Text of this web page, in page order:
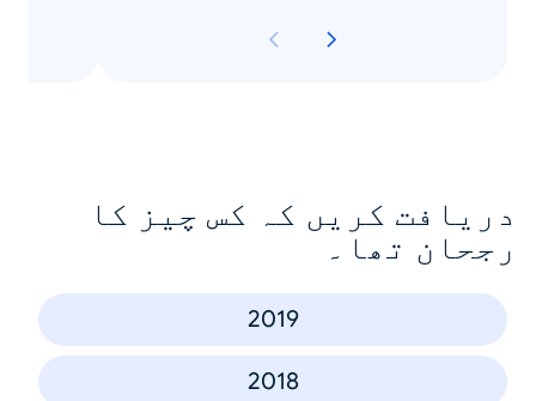
دریافت کریں کہ کس چیز کا
رجحان تھا۔
2019
2018